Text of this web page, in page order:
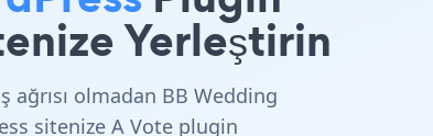
Yerleştirin
ağrısı olmadan BB Wedding
sitenize A Vote plugin